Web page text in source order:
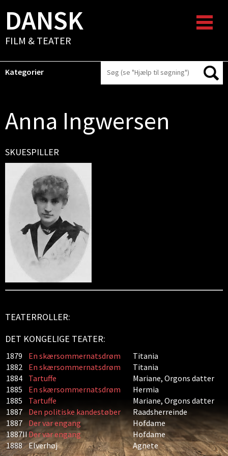
DANSK
FILM & TEATER
Kategorier
Anna Ingwersen
SKUESPILLER
TEATERROLLER:
DET KONGELIGE TEATER:
1879 En skærsommernatsdrøm
Titania
1882
En skærsommernatsdrøm
Titania
1884
Tartuffe
Mariane, Orgons datter
1885
En skærsommernatsdrøm
Hermia
1885
Tartuffe
Mariane, Orgons datter
1887
Den politiske kandestøber
Raadsherreinde
1887
Der var engang
Hofdame
1887IIDer var engang
Hofdame
1888
Elverhøj Agnete